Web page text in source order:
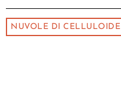
NUVOLE DI CELLULOIDE